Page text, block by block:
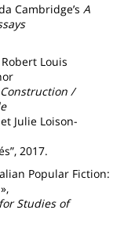
Cambridge’s A
Louis
Construction /
Julie Loison-
2017.
Popular Fiction:
Studies of